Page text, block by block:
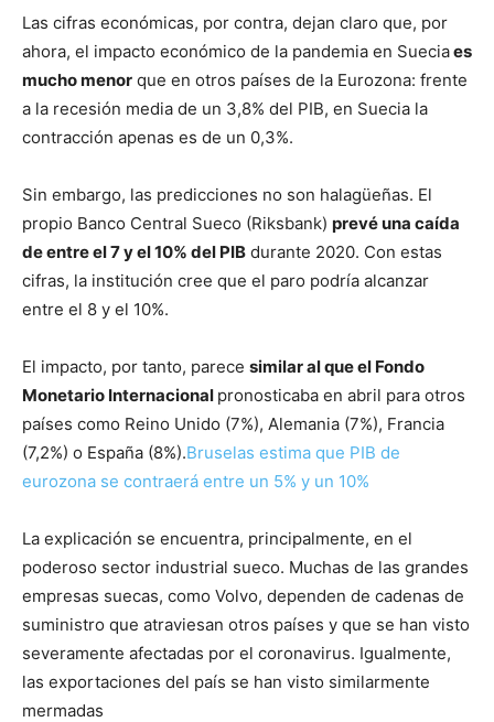
Las cifras económicas, por contra, dejan claro que, por
ahora, el impacto económico de la pandemia en Sueciaes
mucho menor que en otros países de la Eurozona: frente
a la recesión media de un 3,8% del PIB, en Suecia la
contracción apenas es de un 0,3%.
Sin embargo, las predicciones no son halagüeñas. El
propio Banco Central Sueco (Riksbank) prevé una caída
de entre el 7 y el 10% del PIB durante 2020. Con estas
cifras, la institución cree que el paro podría alcanzar
entre el 8 y el 10%.
El impacto, por tanto, parece similar al que el Fondo
Monetario Internacional pronosticaba en abril para otros
países como Reino Unido (7%), Alemania (7%), Francia
(7,2%) o España (8%).Bruselas estima que PIB de
eurozona se contraerá entre un 5% y un 10%
La explicación se encuentra, principalmente, en el
poderoso sector industrial sueco. Muchas de las grandes
empresas suecas, como Volvo, dependen de cadenas de
suministro que atraviesan otros países y que se han visto
severamente afectadas por el coronavirus. Igualmente,
las exportaciones del país se han visto similarmente
mermadas